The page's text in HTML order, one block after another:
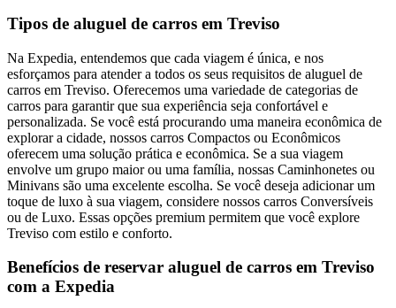
Tipos de aluguel de carros em Treviso
Na Expedia, entendemos que cada viagem é única, e nos
esforçamos para atender a todos os seus requisitos de aluguel de
carros em Treviso. Oferecemos uma variedade de categorias de
carros para garantir que sua experiência seja confortável e
personalizada. Se você está procurando uma maneira econômica de
explorar a cidade, nossos carros Compactos ou Econômicos
oferecem uma solução prática e econômica. Se a sua viagem
envolve um grupo maior ou uma família, nossas Caminhonetes ou
Minivans são uma excelente escolha. Se você deseja adicionar um
toque de luxo à sua viagem, considere nossos carros Conversíveis
ou de Luxo. Essas opções premium permitem que você explore
Treviso com estilo e conforto.
Benefícios de reservar aluguel de carros em Treviso
com a Expedia